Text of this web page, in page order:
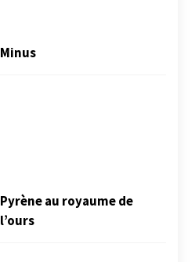
Minus
Pyrène au royaume de
l’ours